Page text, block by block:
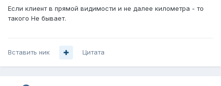
Если клиент в прямой видимости и не далее километра - то
такого Не бывает.
Вставить ник Цитата